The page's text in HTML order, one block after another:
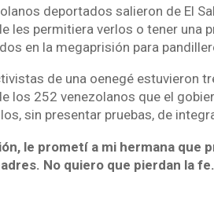
deportados salieron de El
les permitiera verlos o tener una
en la megaprisión para
de una oenegé estuvieron
los 252 venezolanos que el
sin presentar pruebas, de
le prometí a mi hermana que
No quiero que pierdan la